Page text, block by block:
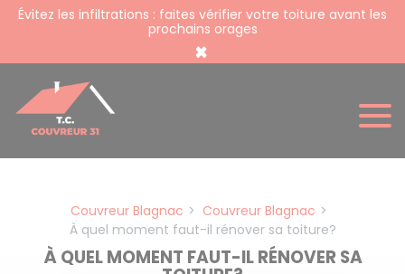
Évitez les infiltrations : faites vérifier votre toiture avant les
prochains orages
×
Couvreur Blagnac
Couvreur Blagnac
À quel moment faut-il rénover sa toiture?
À QUEL MOMENT FAUT-IL RÉNOVER SA
Panneau de gestion des cookies